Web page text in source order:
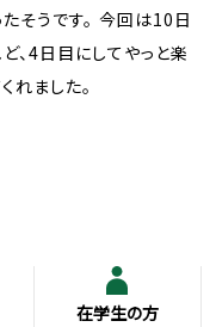
そうです。 今回は10日
、4日目にしてやっと楽
れました。
在学生の方